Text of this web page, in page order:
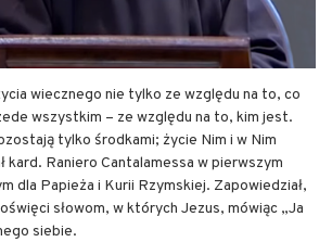
wiecznego nie tylko ze względu na to, co
wszystkim – ze względu na to, kim jest.
tylko środkami; życie Nim i w Nim
kard. Raniero Cantalamessa w pierwszym
dla Papieża i Kurii Rzymskiej. Zapowiedział,
słowom, w których Jezus, mówiąc „Ja
siebie.